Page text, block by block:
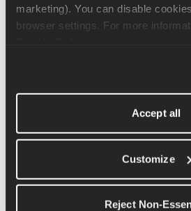
marketing). You can disable
Accept all
Customize
Reject Non-
Indicazioni audio previste:
(ad esempio,
Per essere sicuro che questi segnali
Profilo (in alto a sinistra) →
Gare moderate /